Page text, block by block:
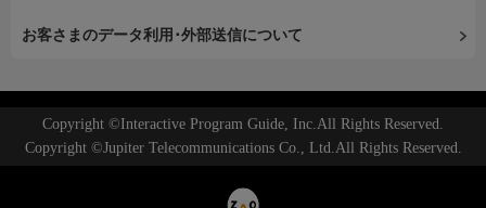
お客さまのデータ利用･外部送信について
Copyright ©Interactive Program Guide, Inc.All Rights Reserved.
Copyright ©Jupiter Telecommunications Co., Ltd.All Rights Reserved.